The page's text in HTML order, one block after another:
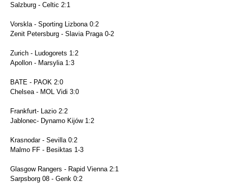
Salzburg - Celtic 2:1
Vorskla - Sporting Lizbona 0:2
Zenit Petersburg - Slavia Praga 0-2
Zurich - Ludogorets 1:2
Apollon - Marsylia 1:3
BATE - PAOK 2:0
Chelsea - MOL Vidi 3:0
Frankfurt- Lazio 2:2
Jablonec- Dynamo Kijów 1:2
Krasnodar - Sevilla 0:2
Malmo FF - Besiktas 1-3
Glasgow Rangers - Rapid Vienna 2:1
Sarpsborg 08 - Genk 0:2